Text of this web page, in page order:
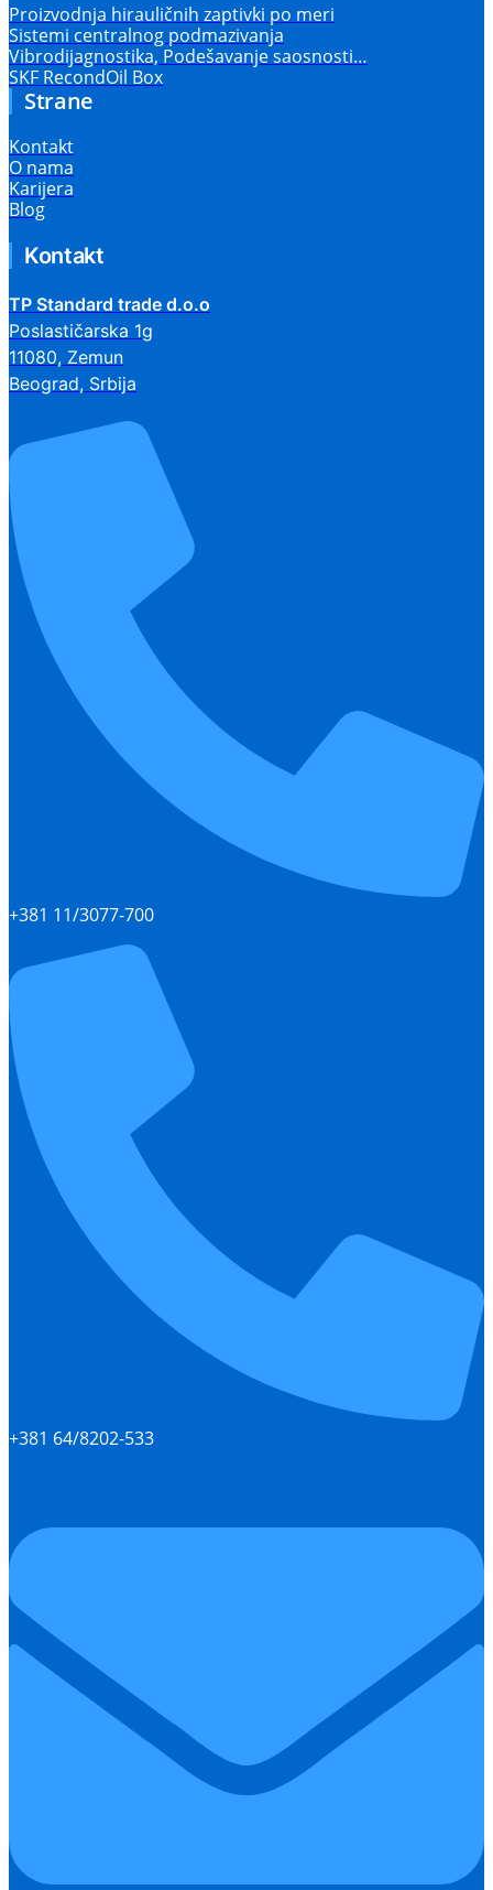
Proizvodnja hirauličnih zaptivki po meri
Sistemi centralnog podmazivanja
Vibrodijagnostika, Podešavanje saosnosti…
SKF RecondOil Box
Strane
Kontakt
O nama
Karijera
Blog
Kontakt
TP Standard trade d.o.o
Poslastičarska 1g
11080, Zemun
Beograd, Srbija
+381 11/3077-700
+381 64/8202-533